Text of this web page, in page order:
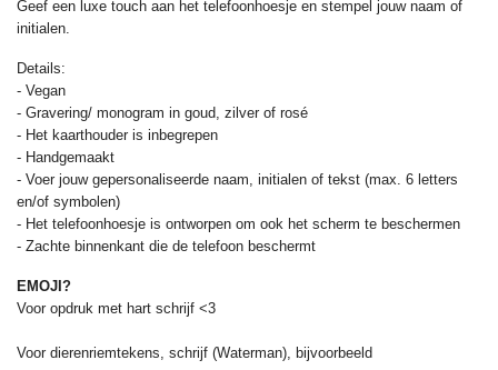
Geef een luxe touch aan het telefoonhoesje en stempel jouw naam of
initialen.
Details:
- Vegan
- Gravering/ monogram in goud, zilver of rosé
- Het kaarthouder is inbegrepen
- Handgemaakt
- Voer jouw gepersonaliseerde naam, initialen of tekst (max. 6 letters
en/of symbolen)
- Het telefoonhoesje is ontworpen om ook het scherm te beschermen
- Zachte binnenkant die de telefoon beschermt
EMOJI?
Voor opdruk met hart schrijf <3
Voor dierenriemtekens, schrijf (Waterman), bijvoorbeeld